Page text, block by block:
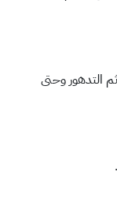
التدهور وحتى